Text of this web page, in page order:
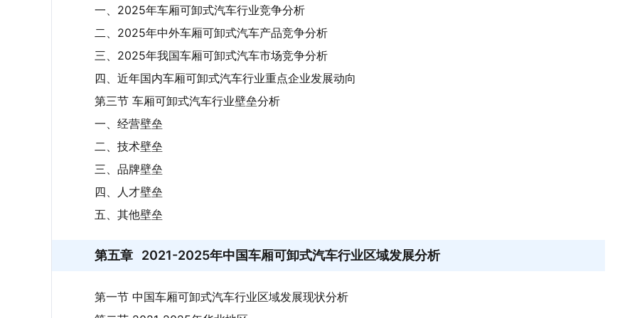
一、2025年车厢可卸式汽车行业竞争分析
二、2025年中外车厢可卸式汽车产品竞争分析
三、2025年我国车厢可卸式汽车市场竞争分析
四、近年国内车厢可卸式汽车行业重点企业发展动向
第三节 车厢可卸式汽车行业壁垒分析
一、经营壁垒
二、技术壁垒
三、品牌壁垒
四、人才壁垒
五、其他壁垒
第五章 2021-2025年中国车厢可卸式汽车行业区域发展分析
第一节 中国车厢可卸式汽车行业区域发展现状分析